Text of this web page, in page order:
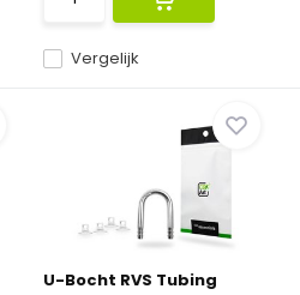
Vergelijk
U-Bocht RVS Tubing